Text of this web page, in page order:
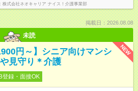
株式会社ネオキャリア ナイス！介護事業部
掲載日：2026.08.08
未読
NEW
円～】シニア向けマンシ
見守り＊介護
登録・面接OK